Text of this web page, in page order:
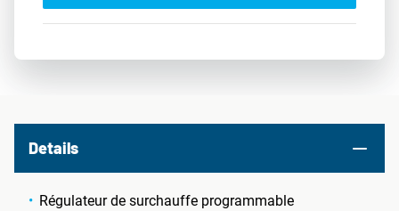
Details
Régulateur de surchauffe programmable